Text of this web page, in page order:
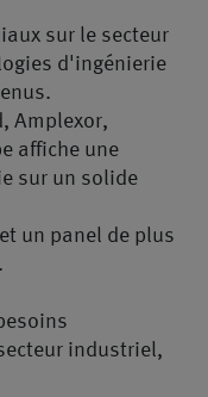
sur le secteur
d'ingénierie
Amplexor,
affiche une
sur un solide
un panel de plus
industriel,